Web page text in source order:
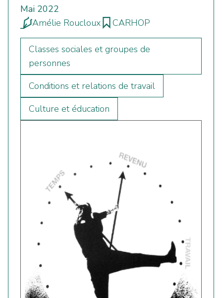
Mai 2022
Amélie Roucloux
CARHOP
Classes sociales et groupes de
personnes
Conditions et relations de travail
Culture et éducation